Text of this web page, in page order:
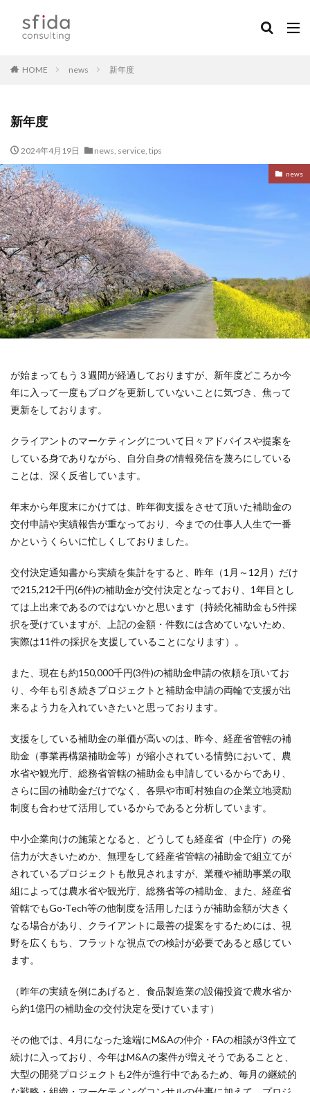
HOME news 新年度
新年度
2024年4月19日 news, service, tips
news
が始まってもう３週間が経過しておりますが、新年度どころか今
年に入って一度もブログを更新していないことに気づき、焦って
更新をしております。
クライアントのマーケティングについて日々アドバイスや提案を
している身でありながら、自分自身の情報発信を蔑ろにしている
ことは、深く反省しています。
年末から年度末にかけては、昨年御支援をさせて頂いた補助金の
交付申請や実績報告が重なっており、今までの仕事人人生で一番
かというくらいに忙しくしておりました。
交付決定通知書から実績を集計をすると、昨年（1月～12月）だけ
で215,212千円(6件)の補助金が交付決定となっており、1年目とし
ては上出来であるのではないかと思います（持続化補助金も5件採
択を受けていますが、上記の金額・件数には含めていないため、
実際は11件の採択を支援していることになります）。
また、現在も約150,000千円(3件)の補助金申請の依頼を頂いてお
り、今年も引き続きプロジェクトと補助金申請の両輪で支援が出
来るよう力を入れていきたいと思っております。
支援をしている補助金の単価が高いのは、昨今、経産省管轄の補
助金（事業再構築補助金等）が縮小されている情勢において、農
水省や観光庁、総務省管轄の補助金も申請しているからであり、
さらに国の補助金だけでなく、各県や市町村独自の企業立地奨励
制度も合わせて活用しているからであると分析しています。
中小企業向けの施策となると、どうしても経産省（中企庁）の発
信力が大きいためか、無理をして経産省管轄の補助金で組立てが
されているプロジェクトも散見されますが、業種や補助事業の取
組によっては農水省や観光庁、総務省等の補助金、また、経産省
管轄でもGo-Tech等の他制度を活用したほうが補助金額が大きく
なる場合があり、クライアントに最善の提案をするためには、視
野を広くもち、フラットな視点での検討が必要であると感じてい
ます。
（昨年の実績を例にあげると、食品製造業の設備投資で農水省か
ら約1億円の補助金の交付決定を受けています）
その他では、4月になった途端にM&Aの仲介・FAの相談が3件立て
続けに入っており、今年はM&Aの案件が増えそうであることと、
大型の開発プロジェクトも2件が進行中であるため、毎月の継続的